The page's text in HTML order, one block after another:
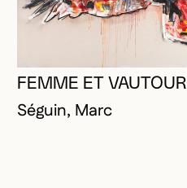
FEMME ET VAUTOUR
Séguin, Marc